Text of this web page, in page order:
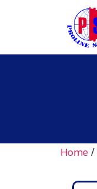
Home/